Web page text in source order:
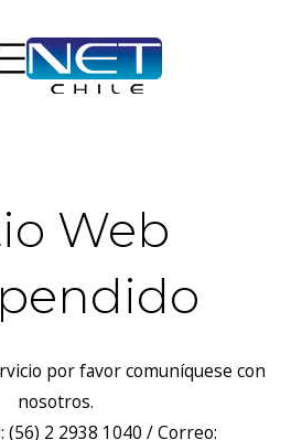
Web
por favor comuníquese con
nosotros.
(56) 2 2938 1040 / Correo: